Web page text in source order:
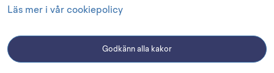
Läs mer i vår cookiepolicy
Godkänn alla kakor
Följ oss i sociala medier
Linkedin